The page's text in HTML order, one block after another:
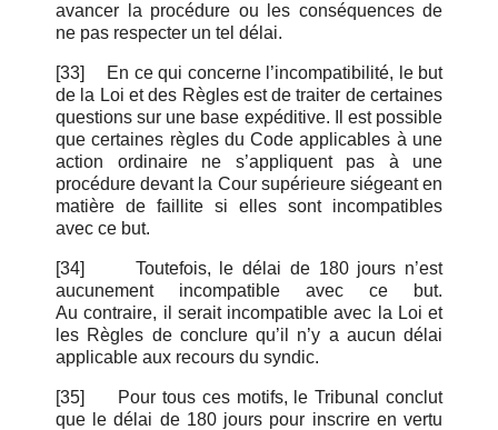
avancer la procédure ou les conséquences de
ne pas respecter un tel délai.
[33]
En ce qui concerne l’incompatibilité, le but
de la Loi et des Règles est de traiter de certaines
questions sur une base expéditive. Il est possible
que certaines règles du Code applicables à une
action ordinaire ne s’appliquent pas à une
procédure devant la Cour supérieure siégeant en
matière de faillite si elles sont incompatibles
avec ce but.
[34]
Toutefois, le délai de 180 jours n’est
aucunement incompatible avec ce but.
Au contraire, il serait incompatible avec la Loi et
les Règles de conclure qu’il n’y a aucun délai
applicable aux recours du syndic.
[35]
Pour tous ces motifs, le Tribunal conclut
que le délai de 180 jours pour inscrire en vertu